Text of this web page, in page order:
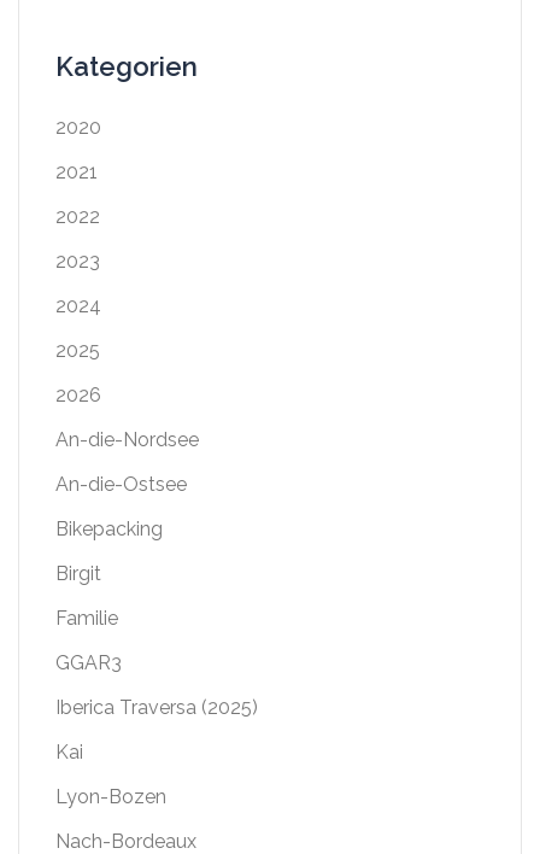
Kategorien
2020
2021
2022
2023
2024
2025
2026
An-die-Nordsee
An-die-Ostsee
Bikepacking
Birgit
Familie
GGAR3
Iberica Traversa (2025)
Kai
Lyon-Bozen
Nach-Bordeaux